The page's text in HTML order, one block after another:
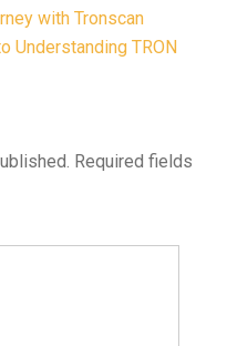
with Tronscan
Understanding TRON
Required fields